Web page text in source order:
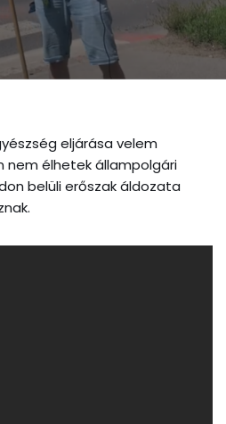
eljárása velem
nem élhetek állampolgári
belüli erőszak áldozata